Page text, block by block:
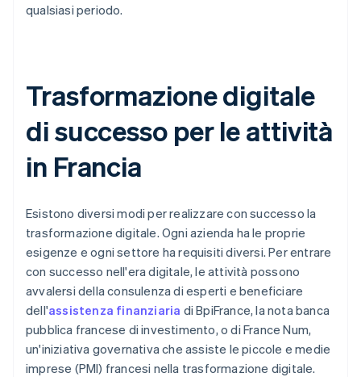
qualsiasi periodo.
Trasformazione digitale
di successo per le attività
in Francia
Esistono diversi modi per realizzare con successo la
trasformazione digitale. Ogni azienda ha le proprie
esigenze e ogni settore ha requisiti diversi. Per entrare
con successo nell'era digitale, le attività possono
avvalersi della consulenza di esperti e beneficiare
dell'assistenza finanziaria di BpiFrance, la nota banca
pubblica francese di investimento, o di France Num,
un'iniziativa governativa che assiste le piccole e medie
imprese (PMI) francesi nella trasformazione digitale.